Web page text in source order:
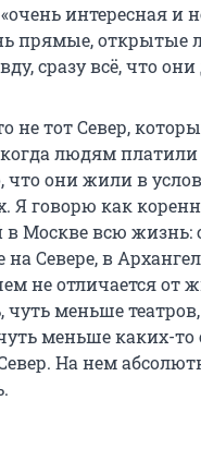
интересная и
прямые, открытые
сразу всё, что
не тот Север,
когда людям
что они жили в
Я говорю как
Москве всю жизнь:
Севере, в
не отличается от
меньше
меньше каких-то
На нем